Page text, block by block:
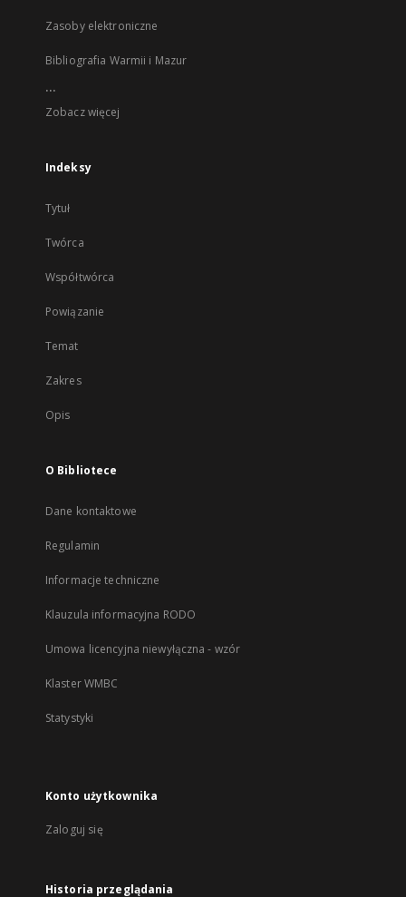
Zasoby elektroniczne
Bibliografia Warmii i Mazur
...
Zobacz więcej
Indeksy
Tytuł
Twórca
Współtwórca
Powiązanie
Temat
Zakres
Opis
O Bibliotece
Dane kontaktowe
Regulamin
Informacje techniczne
Klauzula informacyjna RODO
Umowa licencyjna niewyłączna - wzór
Klaster WMBC
Statystyki
Konto użytkownika
Zaloguj się
Historia przeglądania